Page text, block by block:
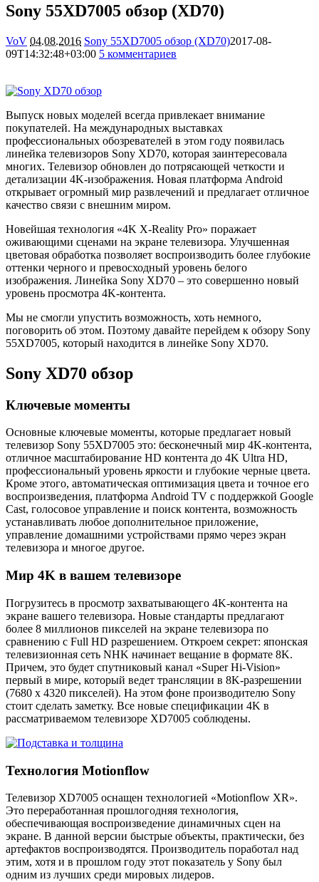
Sony 55XD7005 обзор (XD70)
VoV 04.08.2016 Sony 55XD7005 обзор (XD70)2017-08-
09T14:32:48+03:00 5 комментариев
Выпуск новых моделей всегда привлекает внимание
покупателей. На международных выставках
профессиональных обозревателей в этом году появилась
линейка телевизоров Sony XD70, которая заинтересовала
многих. Телевизор обновлен до потрясающей четкости и
детализации 4K-изображения. Новая платформа Android
открывает огромный мир развлечений и предлагает отличное
качество связи с внешним миром.
Новейшая технология «4K X-Reality Pro» поражает
оживающими сценами на экране телевизора. Улучшенная
цветовая обработка позволяет воспроизводить более глубокие
оттенки черного и превосходный уровень белого
изображения. Линейка Sony XD70 – это совершенно новый
уровень просмотра 4K-контента.
Мы не смогли упустить возможность, хоть немного,
поговорить об этом. Поэтому давайте перейдем к обзору Sony
55XD7005, который находится в линейке Sony XD70.
Sony XD70 обзор
Ключевые моменты
Основные ключевые моменты, которые предлагает новый
телевизор Sony 55XD7005 это: бесконечный мир 4K-контента,
отличное масштабирование HD контента до 4K Ultra HD,
профессиональный уровень яркости и глубокие черные цвета.
Кроме этого, автоматическая оптимизация цвета и точное его
воспроизведения, платформа Android TV с поддержкой Google
Cast, голосовое управление и поиск контента, возможность
устанавливать любое дополнительное приложение,
управление домашними устройствами прямо через экран
телевизора и многое другое.
Мир 4K в вашем телевизоре
Погрузитесь в просмотр захватывающего 4K-контента на
экране вашего телевизора. Новые стандарты предлагают
более 8 миллионов пикселей на экране телевизора по
сравнению с Full HD разрешением. Откроем секрет: японская
телевизионная сеть NHK начинает вещание в формате 8K.
Причем, это будет спутниковый канал «Super Hi-Vision»
первый в мире, который ведет трансляции в 8K-разрешении
(7680 х 4320 пикселей). На этом фоне производителю Sony
стоит сделать заметку. Все новые спецификации 4K в
рассматриваемом телевизоре XD7005 соблюдены.
Технология Motionflow
Телевизор XD7005 оснащен технологией «Motionflow XR».
Это переработанная прошлогодняя технология,
обеспечивающая воспроизведение динамичных сцен на
экране. В данной версии быстрые объекты, практически, без
артефактов воспроизводятся. Производитель поработал над
этим, хотя и в прошлом году этот показатель у Sony был
одним из лучших среди мировых лидеров.